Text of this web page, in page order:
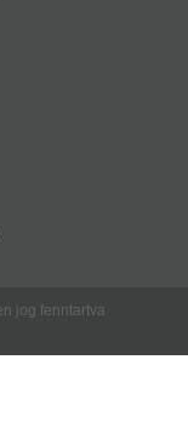
jog fenntartva